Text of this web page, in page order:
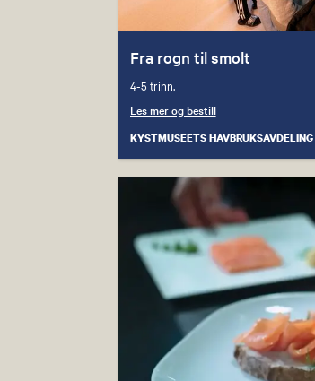
Fra rogn til smolt
4-5 trinn.
Les mer og bestill
KYSTMUSEETS